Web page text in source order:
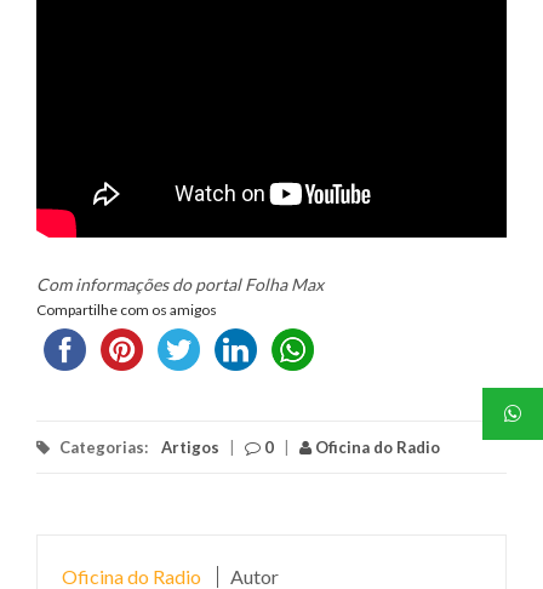
Com informações do portal Folha Max
Compartilhe com os amigos
Categorias: Artigos | 0 | Oficina do Radio
Oficina do Radio Autor